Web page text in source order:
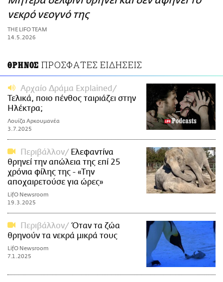
ΑΜΠΑ
PRINT
νεκρό νεογνό της
THE LIFO TEAM
14.5.2026
ΘΡΗΝΟΣ ΠΡΟΣΦΑΤΕΣ ΕΙΔΗΣΕΙΣ
Αρχαίο Δράμα Explained
Τελικά, ποιο πένθος ταιριάζει στην
Ηλέκτρα;
Λουίζα Αρκουμανέα
3.7.2025
Περιβάλλον
Ελεφαντίνα
θρηνεί την απώλεια της επί 25
χρόνια φίλης της - «Την
αποχαιρετούσε για ώρες»
LifO Newsroom
19.3.2025
Περιβάλλον
Όταν τα ζώα
θρηνούν τα νεκρά μικρά τους
LifO Newsroom
7.1.2025